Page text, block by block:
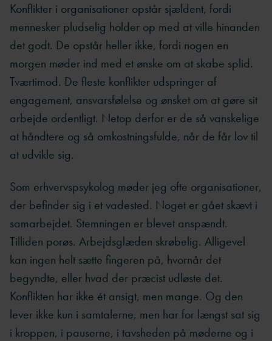
Konflikter i organisationer opstår sjældent, fordi
mennesker pludselig holder op med at ville hinanden
det godt. De opstår heller ikke, fordi nogen en
morgen møder ind med et ønske om at skabe splid.
Tværtimod. De fleste konflikter udspringer af
engagement, ansvarsfølelse og ønsket om at gøre sit
arbejde ordentligt. Netop derfor er de så vanskelige
at håndtere og så omkostningsfulde, når de får lov til
at udvikle sig.
Som erhvervspsykolog møder jeg ofte organisationer,
der befinder sig i et vadested. Noget er gået skævt i
samarbejdet. Stemningen er blevet anspændt.
Tilliden porøs. Arbejdsglæden skrøbelig. Alligevel
kan ingen helt sætte fingeren på, hvornår det
begyndte, eller hvad der præcist udløste det.
Konflikten har ikke ét ansigt, men mange. Og den
lever ikke kun i samtalerne, men har for længst sat sig
i kroppen, i pauserne, i tavsheden på møderne og i